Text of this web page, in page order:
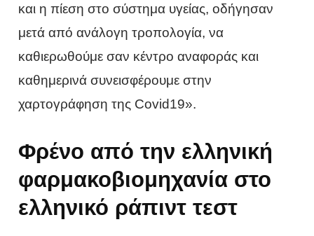
και η πίεση στο σύστημα υγείας, οδήγησαν
μετά από ανάλογη τροπολογία, να
καθιερωθούμε σαν κέντρο αναφοράς και
καθημερινά συνεισφέρουμε στην
χαρτογράφηση της Covid19».
Φρένο από την ελληνική
φαρμακοβιομηχανία στο
ελληνικό ράπιντ τεστ